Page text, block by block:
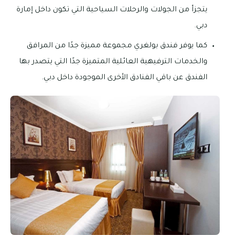
يتجزأ من الجولات والرحلات السياحية التي تكون داخل إمارة
دبي.
كما يوفر فندق بولغري مجموعة مميزة جدًا من المرافق
والخدمات الترفيهية العائلية المتميزة جدًا التي يتصدر بها
الفندق عن باقي الفنادق الأخرى الموجودة داخل دبي.